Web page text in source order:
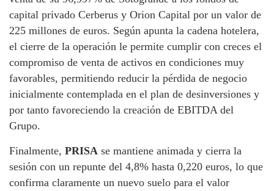
capital privado Cerberus y Orion Capital por un valor de
225 millones de euros. Según apunta la cadena hotelera,
el cierre de la operación le permite cumplir con creces el
compromiso de venta de activos en condiciones muy
favorables, permitiendo reducir la pérdida de negocio
inicialmente contemplada en el plan de desinversiones y
por tanto favoreciendo la creación de EBITDA del
Grupo.
Finalmente, PRISA se mantiene animada y cierra la
sesión con un repunte del 4,8% hasta 0,220 euros, lo que
confirma claramente un nuevo suelo para el valor